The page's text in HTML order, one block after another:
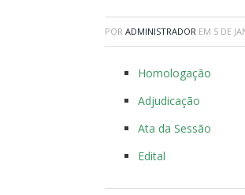
POR ADMINISTRADOR EM 5 DE
Homologação
Adjudicação
Ata da Sessão
Edital